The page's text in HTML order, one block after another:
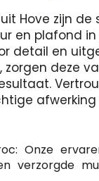
Hove zijn
en plafond in
detail en
deze
Onze
verzorgde